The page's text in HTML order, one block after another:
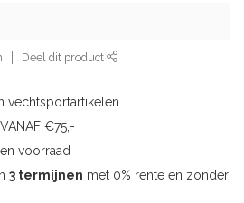
Deel dit product
vechtsportartikelen
VANAF €75,-
voorraad
3 termijnen met 0% rente en zonder